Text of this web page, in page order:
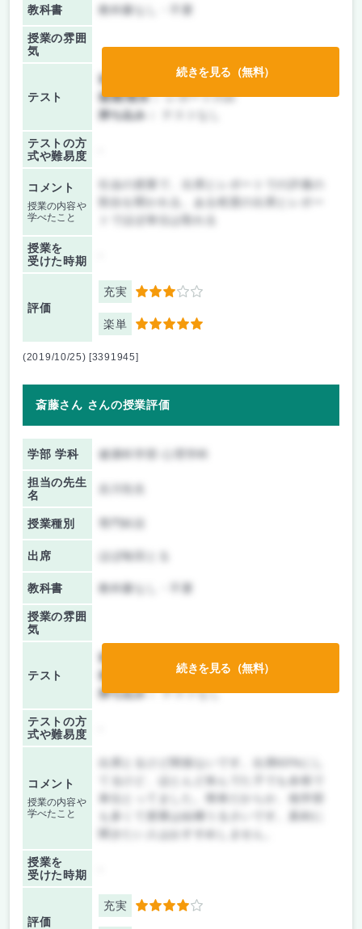
教科書 教科書なし・不要
授業の雰囲
気
テスト
前期/中間：
レポートのみ
後期/期末：レポートのみ
持ち込み：
テストの方
式や難易度
コメント
授業の内容や
学べたこと
社会の授業で、出席とレポートでの評価の
割合を聞かれる。ある程度の出席とレポー
授業を
受けた時期
評価
充実 3
楽単 5
続きを見る（無料）
(2019/10/25) [3391945]
斎藤さん さんの授業評価
学部 学科 健康科学部 心理学科
担当の先生
名
授業種別
出席 ほぼ毎回とる
教科書 教科書なし・不要
授業の雰囲
気
テスト
前期/中間：
後期/期末：
レポートのみ
持ち込み：テストなし
テストの方
式や難易度
コメント
授業の内容や
学べたこと
も多くて授業は結構うるさいです。真剣に
授業を
受けた時期
評価
充実 4
続きを見る（無料）